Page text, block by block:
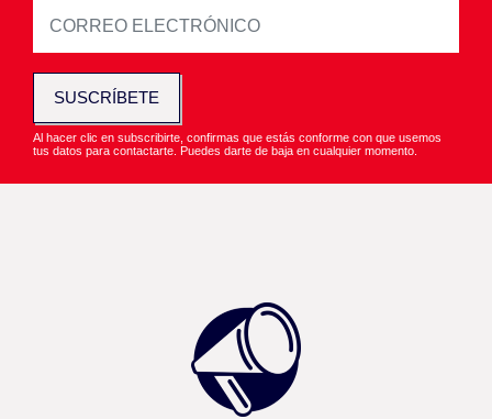
SUSCRÍBETE
Al hacer clic en subscribirte, confirmas que estás conforme con que usemos
tus datos para contactarte. Puedes darte de baja en cualquier momento.